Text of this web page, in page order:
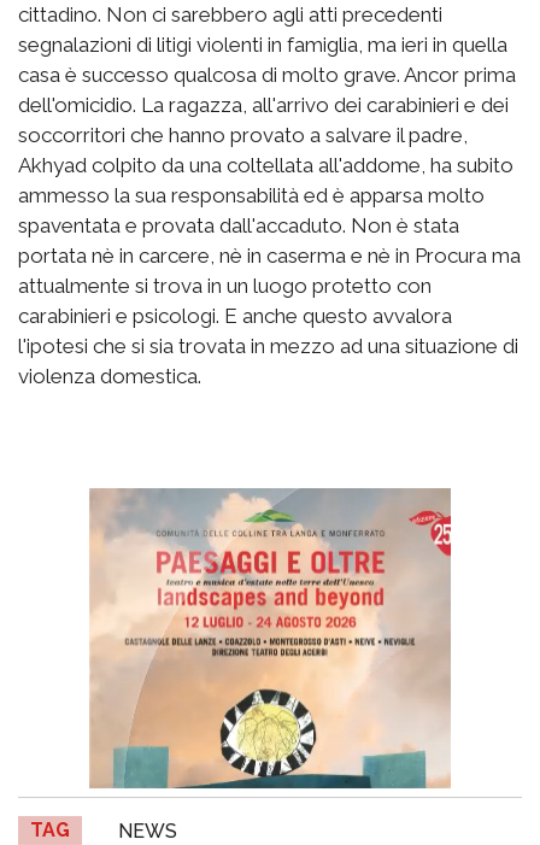
cittadino. Non ci sarebbero agli atti precedenti
segnalazioni di litigi violenti in famiglia, ma ieri in quella
casa è successo qualcosa di molto grave. Ancor prima
dell'omicidio. La ragazza, all'arrivo dei carabinieri e dei
soccorritori che hanno provato a salvare il padre,
Akhyad colpito da una coltellata all'addome, ha subito
ammesso la sua responsabilità ed è apparsa molto
spaventata e provata dall'accaduto. Non è stata
portata nè in carcere, nè in caserma e nè in Procura ma
attualmente si trova in un luogo protetto con
carabinieri e psicologi. E anche questo avvalora
l'ipotesi che si sia trovata in mezzo ad una situazione di
violenza domestica.
TAG NEWS